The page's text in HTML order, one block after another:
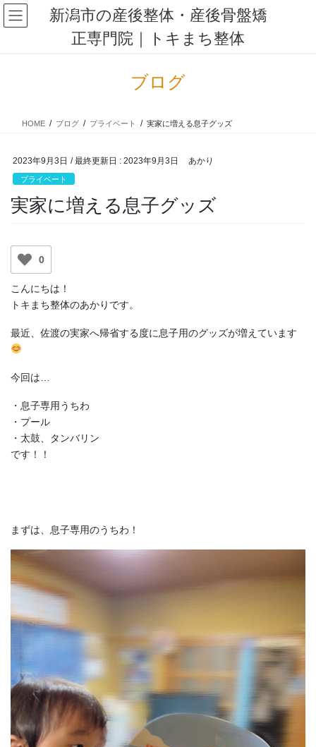
コ
ン
ナ
ビ
新潟市の産後整体・産後骨盤矯
正専門院｜トキまち整体
ブログ
HOME ブログ プライベート 実家に増える息子グッズ
2023年9月3日 / 最終更新日 : 2023年9月3日 あかり
プライベート
実家に増える息子グッズ
0
こんにちは！
トキまち整体のあかりです。
最近、佐渡の実家へ帰省する度に息子用のグッズが増えています
今回は…
・息子専用うちわ
・プール
・太鼓、タンバリン
です！！
まずは、息子専用のうちわ！